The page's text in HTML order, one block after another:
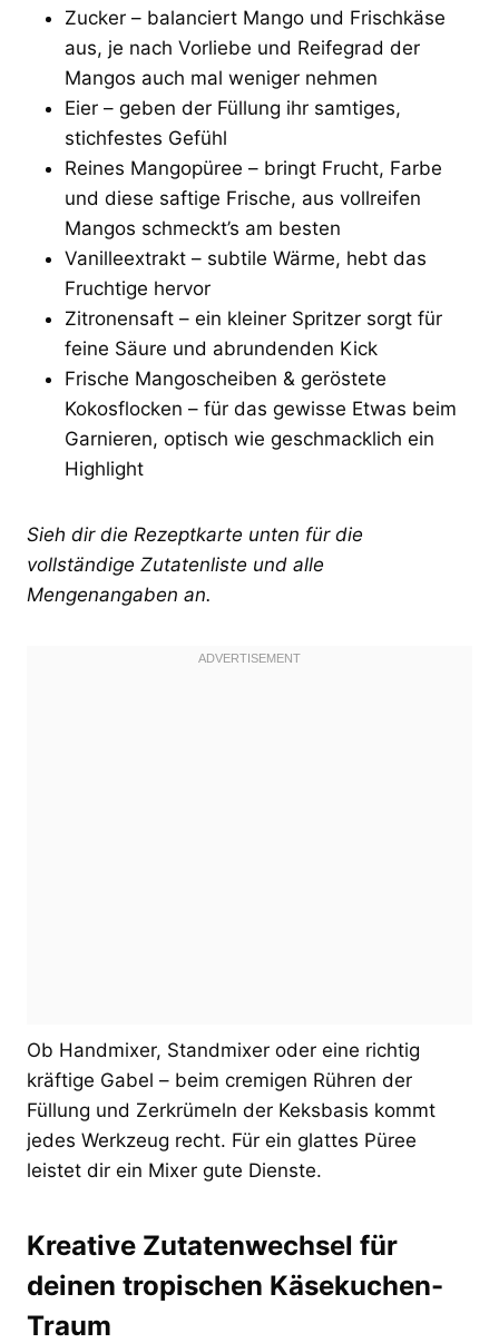
Zucker – balanciert Mango und Frischkäse
aus, je nach Vorliebe und Reifegrad der
Mangos auch mal weniger nehmen
Eier – geben der Füllung ihr samtiges,
stichfestes Gefühl
Reines Mangopüree – bringt Frucht, Farbe
und diese saftige Frische, aus vollreifen
Mangos schmeckt’s am besten
Vanilleextrakt – subtile Wärme, hebt das
Fruchtige hervor
Zitronensaft – ein kleiner Spritzer sorgt für
feine Säure und abrundenden Kick
Frische Mangoscheiben & geröstete
Kokosflocken – für das gewisse Etwas beim
Garnieren, optisch wie geschmacklich ein
Highlight
Sieh dir die Rezeptkarte unten für die
vollständige Zutatenliste und alle
Mengenangaben an.
Ob Handmixer, Standmixer oder eine richtig
kräftige Gabel – beim cremigen Rühren der
Füllung und Zerkrümeln der Keksbasis kommt
jedes Werkzeug recht. Für ein glattes Püree
leistet dir ein Mixer gute Dienste.
Kreative Zutatenwechsel für
deinen tropischen Käsekuchen-
Traum